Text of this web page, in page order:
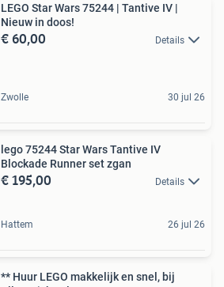
LEGO Star Wars 75244 | Tantive IV |
Nieuw in doos!
€ 60,00 Details
Zwolle 30 jul 26
lego 75244 Star Wars Tantive IV
Blockade Runner set zgan
€ 195,00 Details
Hattem 26 jul 26
** Huur LEGO makkelijk en snel, bij